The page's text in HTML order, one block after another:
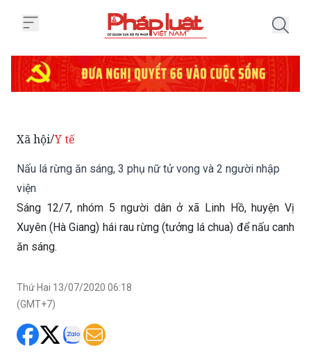
Nấu lá rừng ăn sáng, 3 phụ nữ tử vong và 2 người nhập
Sáng 12/7, nhóm 5 người dân ở xã Linh Hồ, huyện Vị
Xuyên (Hà Giang) hái rau rừng (tưởng lá chua) để nấu canh
ăn sáng.
Thứ Hai 13/07/2020 06:18
Sau khi ăn, cả nhóm 5 người thấy buồn nôn,